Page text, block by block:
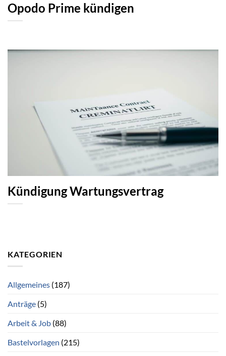
Opodo Prime kündigen
Kündigung Wartungsvertrag
KATEGORIEN
Allgemeines (187)
Anträge (5)
Arbeit & Job (88)
Bastelvorlagen (215)